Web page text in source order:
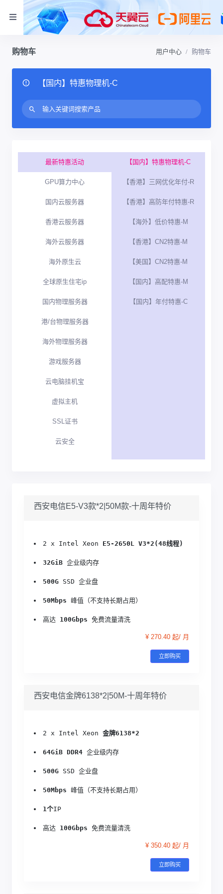
购物车 用户中心 购物车
【国内】特惠物理机-C
最新特惠活动
GPU算力中心
国内云服务器
香港云服务器
海外云服务器
海外原生云
全球原生住宅ip
国内物理服务器
港/台物理服务器
海外物理服务器
游戏服务器
云电脑挂机宝
虚拟主机
SSL证书
云安全
【国内】特惠物理机-C
【香港】三网优化年付-R
【香港】高防年付特惠-R
【海外】低价特惠-M
【香港】CN2特惠-M
【美国】CN2特惠-M
【国内】高配特惠-M
【国内】年付特惠-C
西安电信E5-V3款*2|50M款-十周年特价
2 x Intel Xeon E5-2650L V3*2(48线程)
32GiB 企业级内存
500G SSD 企业盘
50Mbps 峰值（不支持长期占用）
高达 100Gbps 免费流量清洗
¥ 270.40 起/ 月
立即购买
西安电信金牌6138*2|50M-十周年特价
2 x Intel Xeon 金牌6138*2
64GiB DDR4 企业级内存
500G SSD 企业盘
50Mbps 峰值（不支持长期占用）
1个IP
高达 100Gbps 免费流量清洗
¥ 350.40 起/ 月
立即购买